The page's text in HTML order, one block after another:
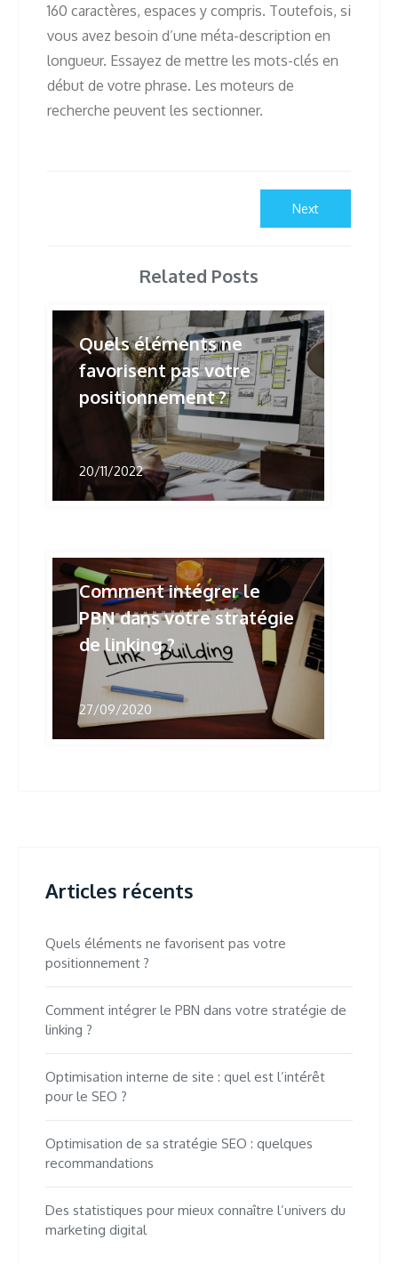
160 caractères, espaces y compris. Toutefois, si
vous avez besoin d’une méta-description en
longueur. Essayez de mettre les mots-clés en
début de votre phrase. Les moteurs de
recherche peuvent les sectionner.
NextNext
post:
Related Posts
Quels éléments ne
favorisent pas votre
positionnement ?
20/11/2022
Comment intégrer le
PBN dans votre stratégie
de linking ?
27/09/2020
Articles récents
Quels éléments ne favorisent pas votre
positionnement ?
Comment intégrer le PBN dans votre stratégie de
linking ?
Optimisation interne de site : quel est l’intérêt
pour le SEO ?
Optimisation de sa stratégie SEO : quelques
recommandations
Des statistiques pour mieux connaître l’univers du
marketing digital